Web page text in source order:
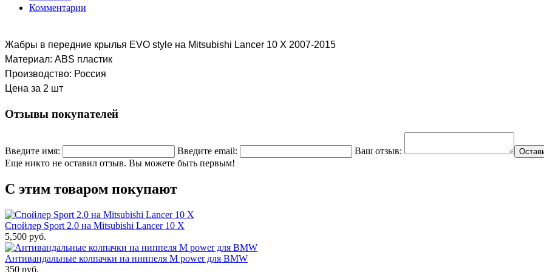
Комментарии
Жабры в передние крылья EVO style на Mitsubishi Lancer 10 X 2007-2015
Материал: ABS пластик
Производство: Россия
Цена за 2 шт
Отзывы покупателей
Введите имя: Введите email: Ваш отзыв:
Еще никто не оставил отзыв. Вы можете быть первым!
С этим товаром покупают
Спойлер Sport 2.0 на Mitsubishi Lancer 10 X
5,500 руб.
Антивандальные колпачки на ниппеля M power для BMW
350 руб.